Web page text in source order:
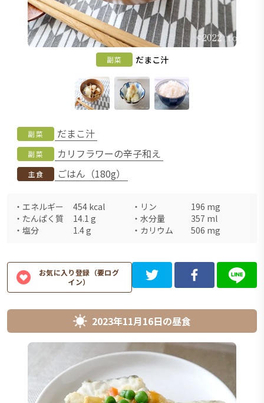
副菜 だまこ汁
副菜 だまこ汁
副菜 カリフラワーの辛子和え
主食 ごはん（180g）
・ エネルギー 454 kcal ・ リン 196 mg
・ たんぱく質 14.1 g ・ 水分量 357 ml
・ 塩分 1.4g ・ カリウム 506 mg
お気に入り登録（要ログ
イン）
2023年11月16日の昼食